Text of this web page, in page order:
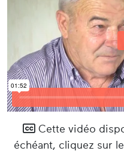
Cette vidéo
échéant, cliquez sur